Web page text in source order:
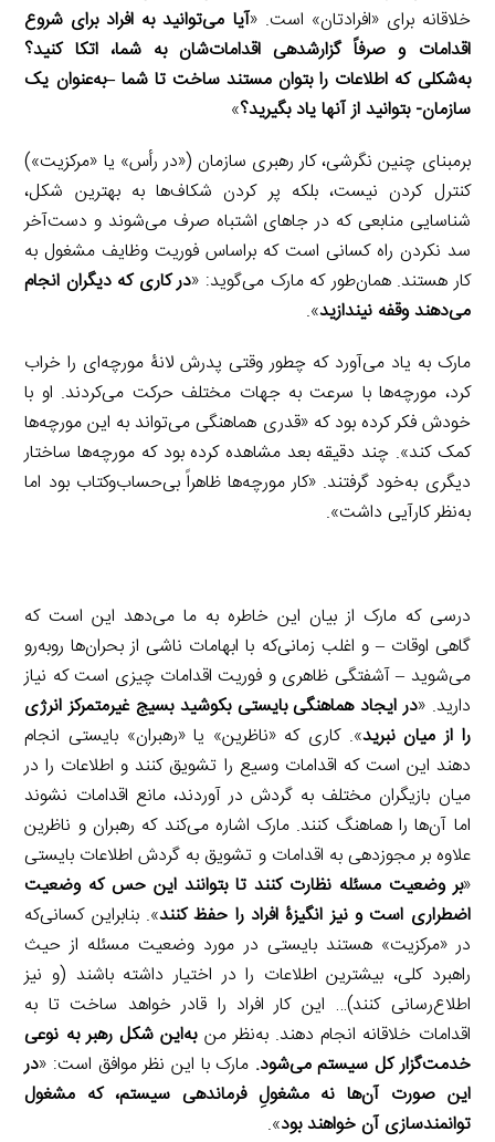
خلاقانه برای «افراد‌تان» است. «آیا می‌توانید به افراد برای شروع
اقدامات و صرفاً گزارش­دهی اقدامات‌شان به شما، اتکا کنید؟
به‌شکلی که اطلاعات را بتوان مستند ساخت تا شما–به‌عنوان یک
سازمان- بتوانید از آن­ها یاد بگیرید؟»
برمبنای چنین نگرشی، کار رهبری سازمان («در رأس» یا «مرکزیت»)
کنترل کردن نیست، بلکه پر کردن شکاف‌ها به بهترین شکل،
شناسایی منابعی که در جاهای اشتباه صرف می‌شوند و دست‌آخر
سد نکردن راه کسانی است که براساس فوریت وظایف مشغول به
کار هستند. همان‌طور که مارک می‌گوید: «در کاری که دیگران انجام
می‌دهند وقفه نیندازید».
مارک به یاد می‌آورد که چطور وقتی پدرش لانۀ مورچه‌ای را خراب
کرد، مورچه‌ها با سرعت به جهات مختلف حرکت می‌کردند. او با
خودش فکر کرده بود که «قدری هماهنگی می‌تواند به این مورچه‌ها
کمک کند». چند دقیقه بعد مشاهده کرده بود که مورچه‌ها ساختار
دیگری به‌خود گرفتند. «کار مورچه‌ها ظاهراً بی‌حساب‌وکتاب بود اما
به‌نظر کارآیی داشت».
درسی که مارک از بیان این خاطره به ما می‌دهد این است که
گاهی اوقات – و اغلب زمانی‌که با ابهامات ناشی از بحران‌ها روبه‌رو
می‌شوید – آشفتگی ظاهری و فوریت اقدامات چیزی است که نیاز
دارید. «در ایجاد هماهنگی بایستی بکوشید بسیج غیرمتمرکز انرژی
را از میان نبرید». کاری که «ناظرین» یا «رهبران» بایستی انجام
دهند این است که اقدامات وسیع را تشویق کنند و اطلاعات را در
میان بازیگران مختلف به گردش در آوردند، مانع اقدامات نشوند
اما آن‌ها را هماهنگ کنند. مارک اشاره می‌کند که رهبران و ناظرین
علاوه بر مجوزدهی به اقدامات و تشویق به گردش اطلاعات بایستی
«بر وضعیت مسئله نظارت کنند تا بتوانند این حس که وضعیت
اضطراری است و نیز انگیزۀ افراد را حفظ کنند». بنابراین کسانی‌که
در «مرکزیت» هستند بایستی در مورد وضعیت مسئله از حیث
راهبرد کلی، بیشترین اطلاعات را در اختیار داشته باشند (و نیز
اطلاع‌رسانی کنند)… این کار افراد را قادر خواهد ساخت تا به
اقدامات خلاقانه انجام دهند. به‌نظر منبه‌این شکل رهبر به نوعی
خدمت‌گزار کل سیستم می‌شود. مارک با این نظر موافق است: «در
این صورت آن‌ها نه مشغولِ فرماندهی سیستم، که مشغول
توانمندسازی آن خواهند بود».